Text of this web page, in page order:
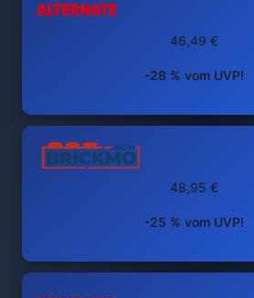
46,49 €
-28 % vom UVP!
48,95 €
-25 % vom UVP!